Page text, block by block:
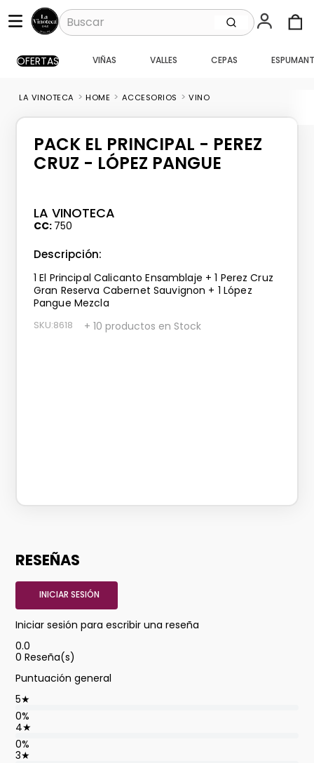
Buscar
OFERTAS VIÑAS VALLES CEPAS
HOME ACCESORIOS VINO
LA VINOTECA
CC 750
Descripción:
1 El Principal Calicanto Ensamblaje + 1 Perez Cruz
Gran Reserva Cabernet Sauvignon + 1 López
Pangue Mezcla
SKU:8618 + 10 productos en Stock
PACK EL PRINCIPAL - PEREZ
CRUZ - LÓPEZ PANGUE
RESEÑAS
INICIAR SESIÓN
Iniciar sesión para escribir una reseña
0.0
0 Reseña(s)
Puntuación general
5★
0%
4★
0%
3★
TÉRMINOS MÁS BUSCADOS
carmenere
pisco
montes
bouchon
. reserva